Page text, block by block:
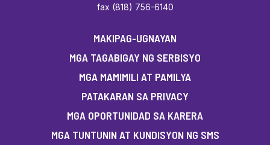
fax (818) 756-6140
MAKIPAG-UGNAYAN
MGA TAGABIGAY NG SERBISYO
MGA MAMIMILI AT PAMILYA
PATAKARAN SA PRIVACY
MGA OPORTUNIDAD SA KARERA
MGA TUNTUNIN AT KUNDISYON NG SMS